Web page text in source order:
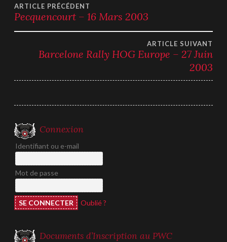
Navigation
de
l’article
ARTICLE PRÉCÉDENT
Pecquencourt – 16 Mars 2003
ARTICLE SUIVANT
Barcelone Rally HOG Europe – 27 Juin
2003
Connexion
Identifiant ou e-mail
Mot de passe
Oublié ?
Documents d’Inscription au PWC